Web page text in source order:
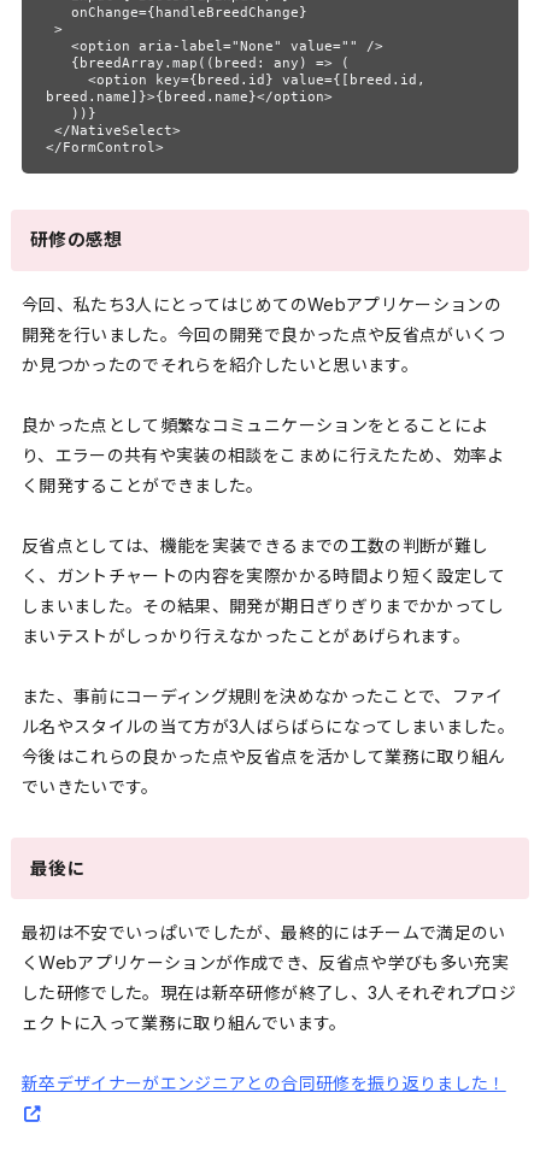
   onChange={handleBreedChange}
>
   <option aria-label="None" value="" />
     <option key={breed.id} value={[breed.id,
breed.name]}>{breed.name}</option>
</NativeSelect>
</FormControl>
研修の感想
今回、私たち3人にとってはじめてのWebアプリケーションの
開発を行いました。今回の開発で良かった点や反省点がいくつ
か見つかったのでそれらを紹介したいと思います。
良かった点として頻繁なコミュニケーションをとることによ
り、エラーの共有や実装の相談をこまめに行えたため、効率よ
く開発することができました。
反省点としては、機能を実装できるまでの工数の判断が難し
く、ガントチャートの内容を実際かかる時間より短く設定して
しまいました。その結果、開発が期日ぎりぎりまでかかってし
まいテストがしっかり行えなかったことがあげられます。
また、事前にコーディング規則を決めなかったことで、ファイ
ル名やスタイルの当て方が3人ばらばらになってしまいました。
今後はこれらの良かった点や反省点を活かして業務に取り組ん
でいきたいです。
最後に
最初は不安でいっぱいでしたが、最終的にはチームで満足のい
くWebアプリケーションが作成でき、反省点や学びも多い充実
した研修でした。現在は新卒研修が終了し、3人それぞれプロジ
ェクトに入って業務に取り組んでいます。
新卒デザイナーがエンジニアとの合同研修を振り返りました！